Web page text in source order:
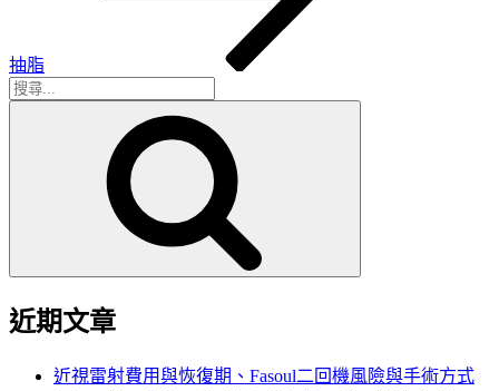
抽脂
搜
近期文章
近視雷射費用與恢復期、Fasoul二回機風險與手術方式